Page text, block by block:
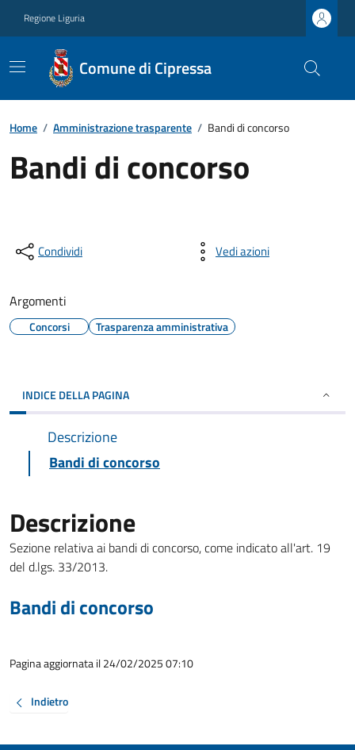
Regione Liguria
Comune di Cipressa
Home / Amministrazione trasparente / Bandi di concorso
Bandi di concorso
Condividi Vedi azioni
Argomenti
Concorsi Trasparenza amministrativa
INDICE DELLA PAGINA
Descrizione
Bandi di concorso
Descrizione
Sezione relativa ai bandi di concorso, come indicato all'art. 19
del d.lgs. 33/2013.
Bandi di concorso
Pagina aggiornata il 24/02/2025 07:10
Indietro